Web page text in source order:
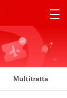
Multitratta